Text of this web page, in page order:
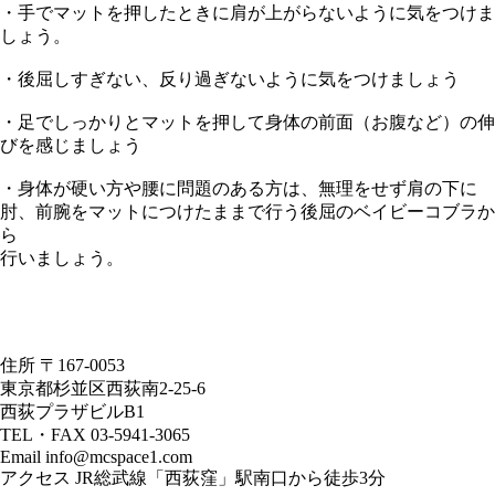
・手でマットを押したときに肩が上がらないように気をつけま
しょう。
・後屈しすぎない、反り過ぎないように気をつけましょう
・足でしっかりとマットを押して身体の前面（お腹など）の伸
びを感じましょう
・身体が硬い方や腰に問題のある方は、無理をせず肩の下に
肘、前腕をマットにつけたままで行う後屈のベイビーコブラか
ら
行いましょう。
住所 〒167-0053
東京都杉並区西荻南2-25-6
西荻プラザビルB1
TEL・FAX 03-5941-3065
Email info@mcspace1.com
アクセス JR総武線「西荻窪」駅南口から徒歩3分